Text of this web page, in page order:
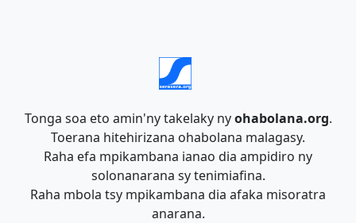
Tonga soa eto amin'ny takelaky nyohabolana.org.
Toerana hitehirizana ohabolana malagasy.
Raha efa mpikambana ianao dia ampidiro ny
solonanarana sy tenimiafina.
Raha mbola tsy mpikambana dia afaka misoratra
anarana.